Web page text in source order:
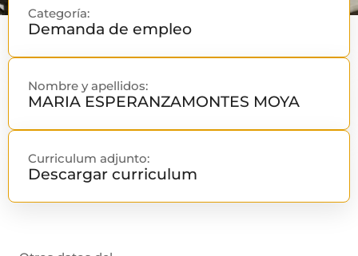
Categoría:
Demanda de empleo
Nombre y apellidos:
MARIA ESPERANZAMONTES MOYA
Curriculum adjunto:
Descargar curriculum